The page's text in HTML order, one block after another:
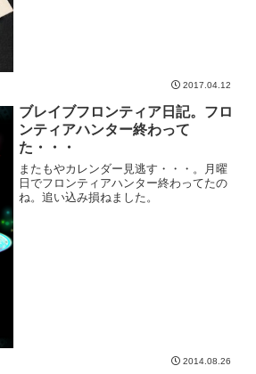
2017.04.12
ブレイブフロンティア日記。フロ
ンティアハンター終わって
た・・・
またもやカレンダー見逃す・・・。月曜
日でフロンティアハンター終わってたの
ね。追い込み損ねました。
2014.08.26